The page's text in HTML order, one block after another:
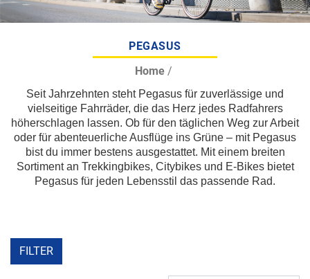
PEGASUS
Home /
Seit Jahrzehnten steht Pegasus für zuverlässige und
vielseitige Fahrräder, die das Herz jedes Radfahrers
höherschlagen lassen. Ob für den täglichen Weg zur Arbeit
oder für abenteuerliche Ausflüge ins Grüne – mit Pegasus
bist du immer bestens ausgestattet. Mit einem breiten
Sortiment an Trekkingbikes, Citybikes und E-Bikes bietet
Pegasus für jeden Lebensstil das passende Rad.
FILTER